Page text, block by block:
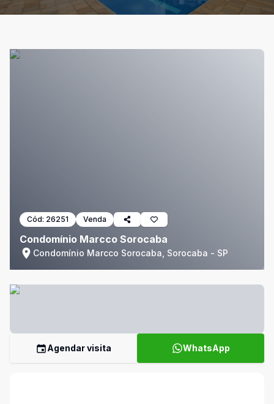
Cód: 26251 Venda
Condomínio Marcco Sorocaba
Condomínio Marcco Sorocaba, Sorocaba - SP
Agendar visita WhatsApp